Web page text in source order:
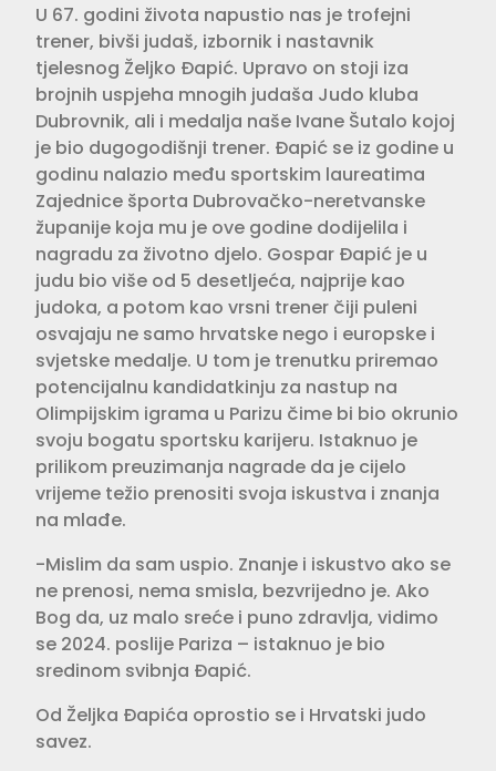
U 67. godini života napustio nas je trofejni
trener, bivši judaš, izbornik i nastavnik
tjelesnog Željko Đapić. Upravo on stoji iza
brojnih uspjeha mnogih judaša Judo kluba
Dubrovnik, ali i medalja naše Ivane Šutalo kojoj
je bio dugogodišnji trener. Đapić se iz godine u
godinu nalazio među sportskim laureatima
Zajednice športa Dubrovačko-neretvanske
županije koja mu je ove godine dodijelila i
nagradu za životno djelo. Gospar Đapić je u
judu bio više od 5 desetljeća, najprije kao
judoka, a potom kao vrsni trener čiji puleni
osvajaju ne samo hrvatske nego i europske i
svjetske medalje. U tom je trenutku priremao
potencijalnu kandidatkinju za nastup na
Olimpijskim igrama u Parizu čime bi bio okrunio
svoju bogatu sportsku karijeru. Istaknuo je
prilikom preuzimanja nagrade da je cijelo
vrijeme težio prenositi svoja iskustva i znanja
na mlađe.
-Mislim da sam uspio. Znanje i iskustvo ako se
ne prenosi, nema smisla, bezvrijedno je. Ako
Bog da, uz malo sreće i puno zdravlja, vidimo
se 2024. poslije Pariza – istaknuo je bio
sredinom svibnja Đapić.
Od Željka Đapića oprostio se i Hrvatski judo
savez.